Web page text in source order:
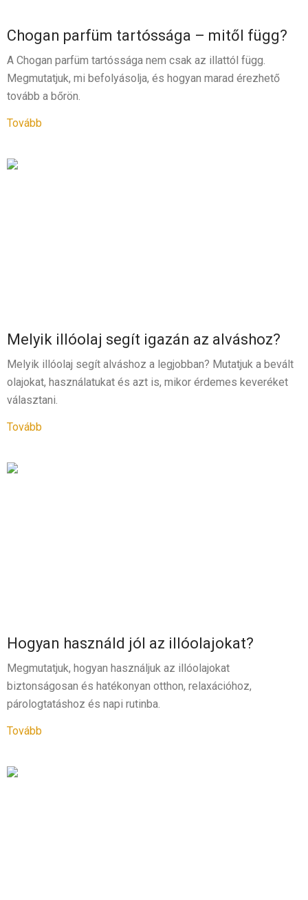
Chogan parfüm tartóssága – mitől függ?
A Chogan parfüm tartóssága nem csak az illattól függ.
Megmutatjuk, mi befolyásolja, és hogyan marad érezhető
tovább a bőrön.
Tovább
Melyik illóolaj segít igazán az alváshoz?
Melyik illóolaj segít alváshoz a legjobban? Mutatjuk a bevált
olajokat, használatukat és azt is, mikor érdemes keveréket
választani.
Tovább
Hogyan használd jól az illóolajokat?
Megmutatjuk, hogyan használjuk az illóolajokat
biztonságosan és hatékonyan otthon, relaxációhoz,
párologtatáshoz és napi rutinba.
Tovább